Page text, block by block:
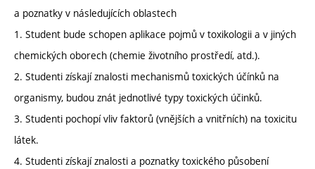
a poznatky v následujících oblastech
1. Student bude schopen aplikace pojmů v toxikologii a v jiných
chemických oborech (chemie životního prostředí, atd.).
2. Studenti získají znalosti mechanismů toxických účínků na
organismy, budou znát jednotlivé typy toxických účinků.
3. Studenti pochopí vliv faktorů (vnějších a vnitřních) na toxicitu
látek.
4. Studenti získají znalosti a poznatky toxického působení